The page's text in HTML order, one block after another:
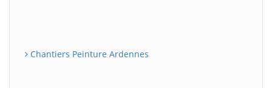
Chantiers Peinture Ardennes